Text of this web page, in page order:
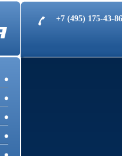
+7 (495) 175-43-